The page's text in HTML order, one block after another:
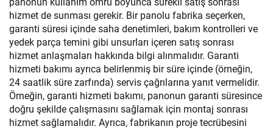
hizmet de sunması gerekir. Bir panolu fabrika seçerken,
garanti süresi içinde saha denetimleri, bakım kontrolleri ve
yedek parça temini gibi unsurları içeren satış sonrası
hizmet anlaşmaları hakkında bilgi alınmalıdır. Garanti
hizmeti bakımı ayrıca belirlenmiş bir süre içinde (örneğin,
24 saatlik süre zarfında) servis çağrılarına yanıt vermelidir.
Örneğin, garanti hizmeti bakımı, panonun garanti süresince
doğru şekilde çalışmasını sağlamak için montaj sonrası
hizmet sağlamalıdır. Ayrıca, fabrikanın proje tecrübesini